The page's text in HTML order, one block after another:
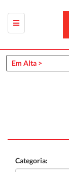
Em Alta >
Categoria: